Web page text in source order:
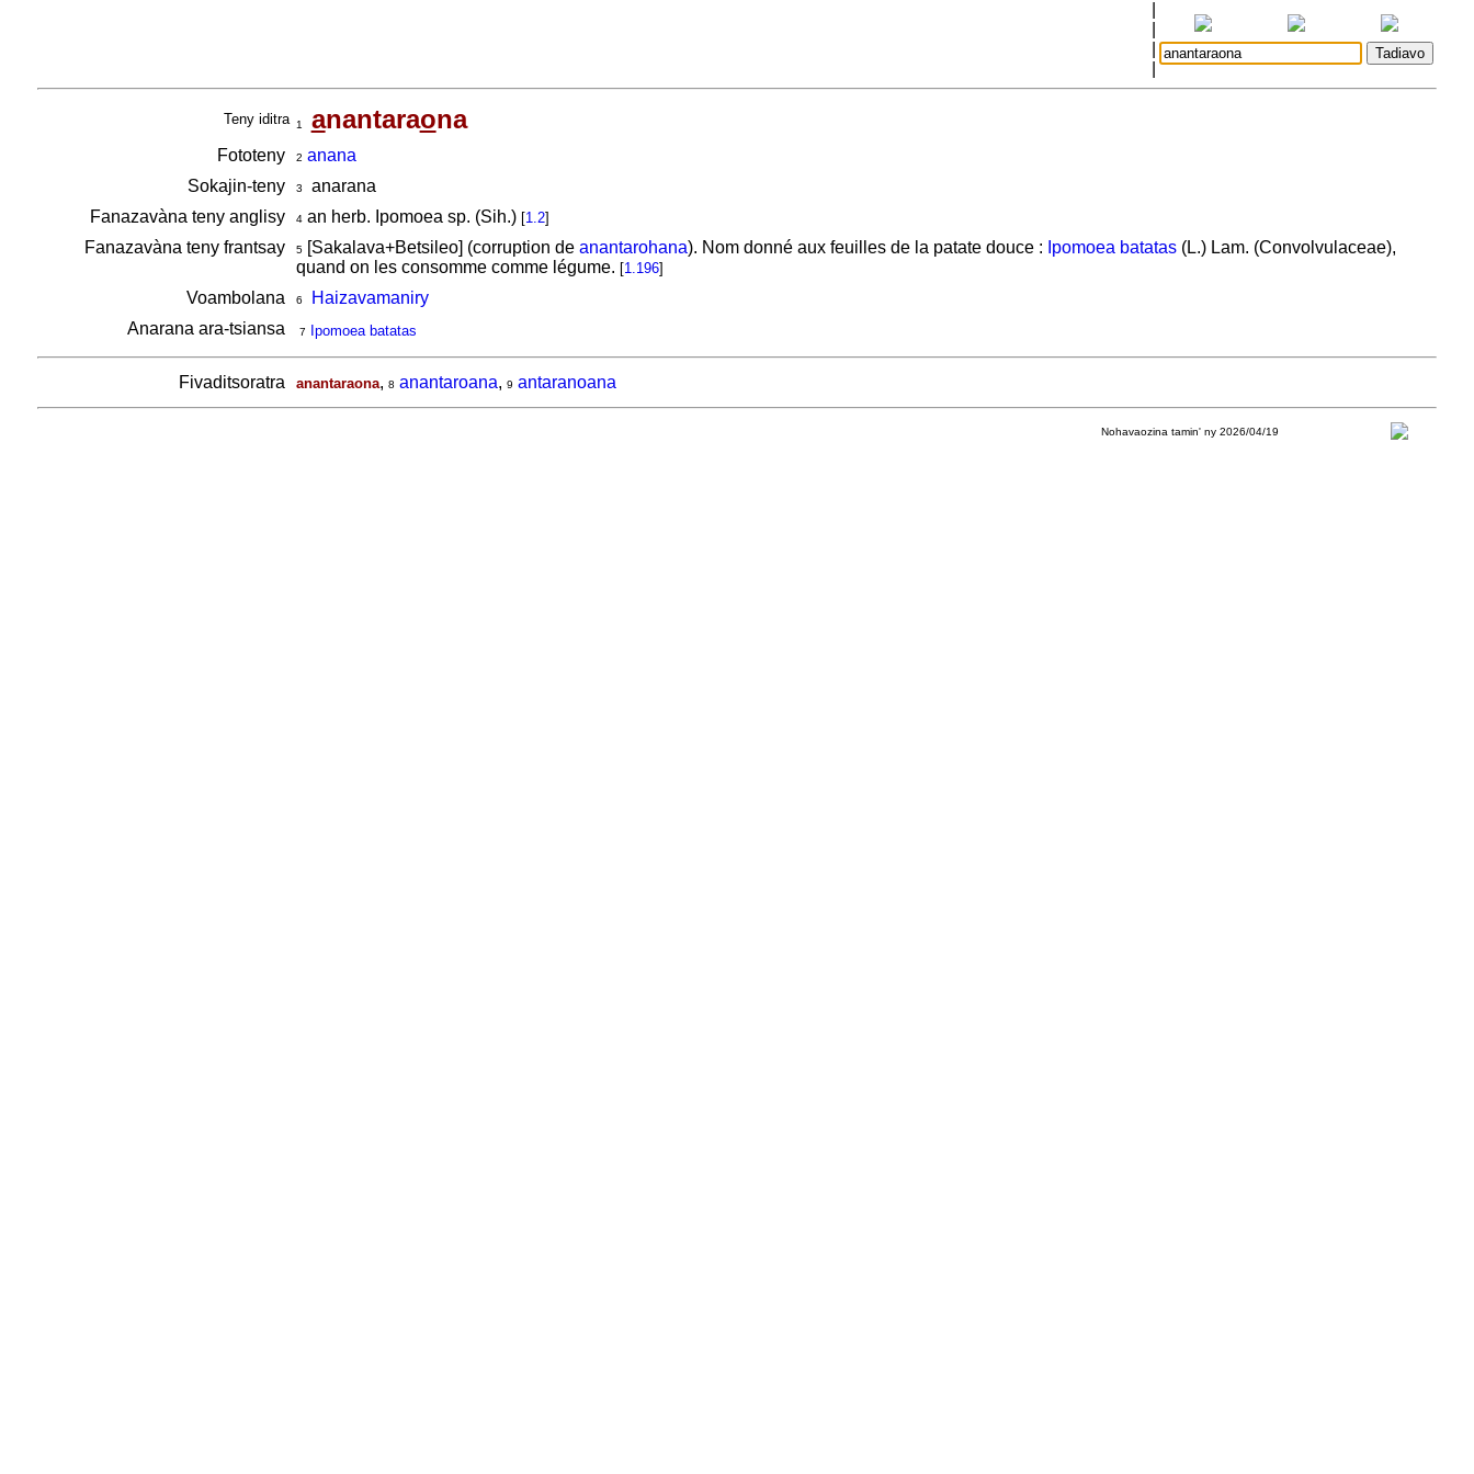
Teny iditra 1 anantaraona
Fototeny 2 anana
Sokajin-teny
3
anarana
Fanazavàna teny anglisy
4an herb. Ipomoea sp. (Sih.) [1.2]
Fanazavàna teny frantsay 5[Sakalava+Betsileo] (corruption de anantarohana). Nom donné aux feuilles de la patate douce : Ipomoea batatas(L.) Lam. (Convolvulaceae),
quand on les consomme comme légume. [1.196]
Voambolana 6
Haizavamaniry
Anarana ara-tsiansa
7 Ipomoea batatas
Fivaditsoratra anantaraona, 8 anantaroana, 9 antaranoana
Nohavaozina tamin' ny 2026/04/19